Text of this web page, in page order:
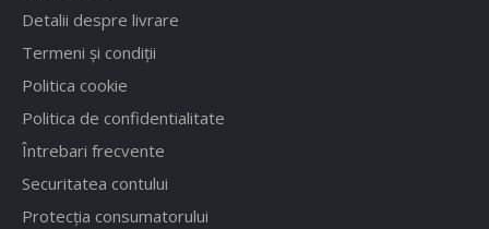
Detalii despre livrare
Termeni și condiții
Politica cookie
Politica de confidentialitate
Întrebari frecvente
Securitatea contului
Protecția consumatorului